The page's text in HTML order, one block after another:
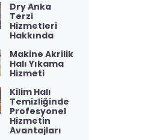
Dry Anka
Terzi
Hizmetleri
Hakkında
Makine Akrilik
Halı Yıkama
Hizmeti
Kilim Halı
Temizliğinde
Profesyonel
Hizmetin
Avantajları